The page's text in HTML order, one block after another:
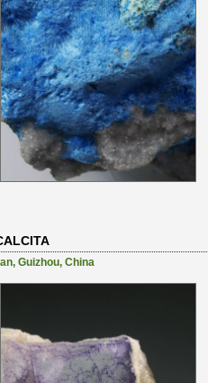
, Guizhou, China